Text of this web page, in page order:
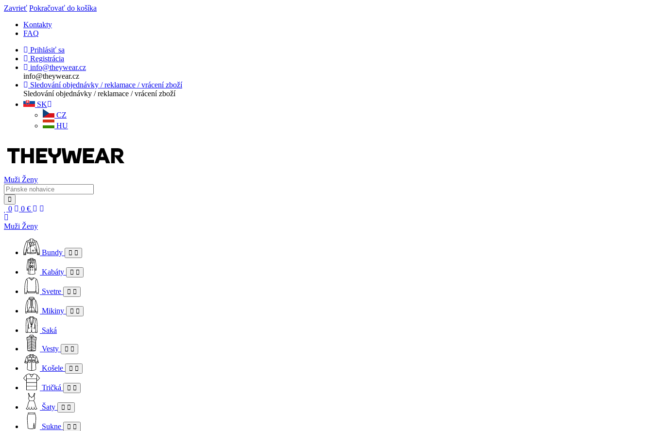
Zavrieť Pokračovať do košíka
Kontakty
FAQ
Prihlásiť sa
Registrácia
info@theywear.cz
info@theywear.cz
Sledování objednávky / reklamace / vrácení zboží
Sledování objednávky / reklamace / vrácení zboží
SK
CZ
HU
Muži Ženy
0 0 €
Muži Ženy
Bundy
Kabáty
Svetre
Mikiny
Saká
Vesty
Košele
Tričká
Šaty
Sukne